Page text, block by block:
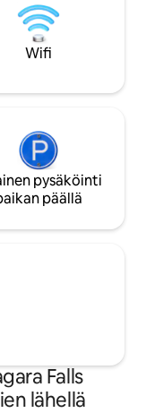
(Netflix/Disney+/
takasta,
pysäköinnistä
Turvallisella
Fallsista.
välillä.
Wifi
pysäköinti
päällä
Falls
lähellä